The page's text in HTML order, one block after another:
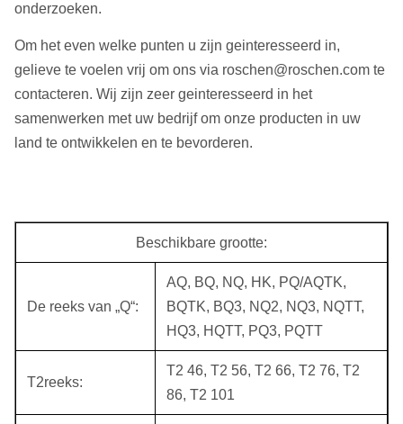
onderzoeken.
Om het even welke punten u zijn geinteresseerd in,
gelieve te voelen vrij om ons via roschen@roschen.com te
contacteren. Wij zijn zeer geinteresseerd in het
samenwerken met uw bedrijf om onze producten in uw
land te ontwikkelen en te bevorderen.
Beschikbare grootte:
De reeks van „Q“:
AQ, BQ, NQ, HK, PQ/AQTK,
BQTK, BQ3, NQ2, NQ3, NQTT,
HQ3, HQTT, PQ3, PQTT
T2reeks:
T2 46, T2 56, T2 66, T2 76, T2
86, T2 101